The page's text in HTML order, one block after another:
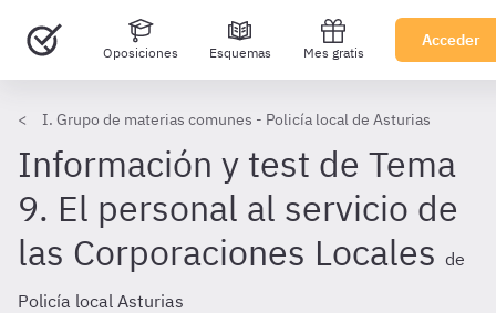
Oposiciones Esquemas Mes gratis
Acceder
I. Grupo de materias comunes - Policía local de Asturias
Información y test de Tema
9. El personal al servicio de
las Corporaciones Locales de
Policía local Asturias